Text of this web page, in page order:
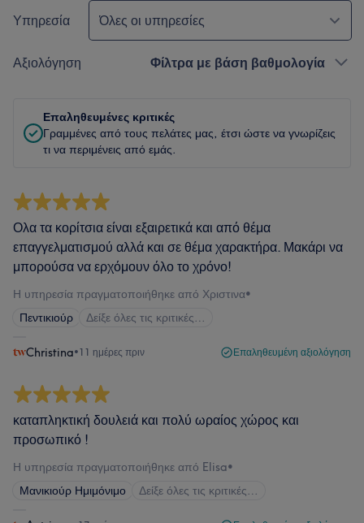
Υπηρεσία Όλες οι υπηρεσίες
Αξιολόγηση Φίλτρα με βάση βαθμολογία
Επαληθευμένες κριτικές
Γραμμένες από τους πελάτες μας, έτσι ώστε να γνωρίζεις
τι να περιμένεις από εμάς.
Ολα τα κορίτσια είναι εξαιρετικά και από θέμα
επαγγελματισμού αλλά και σε θέμα χαρακτήρα. Μακάρι να
μπορούσα να ερχόμουν όλο το χρόνο!
Η υπηρεσία πραγματοποιήθηκε από Χριστινα•
Πεντικιούρ
Δείξε όλες τις κριτικές…
Christina•11 ημέρες πριν Επαληθευμένη αξιολόγηση
καταπληκτική δουλειά και πολύ ωραίος χώρος και
προσωπικό !
Η υπηρεσία πραγματοποιήθηκε από Elisa•
Μανικιούρ Ημιμόνιμο
Δείξε όλες τις κριτικές…